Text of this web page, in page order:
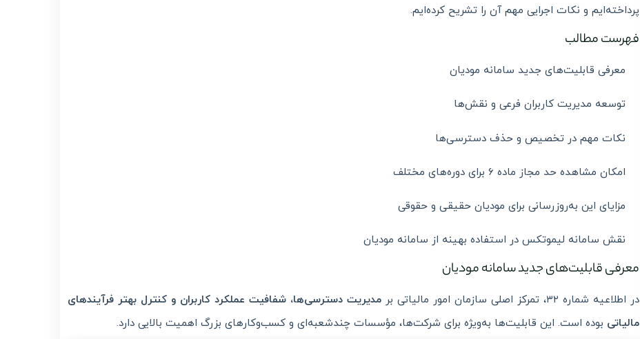
پرداخته‌ایم و نکات اجرایی مهم آن را تشریح کرده‌ایم.
فهرست مطالب
معرفی قابلیت‌های جدید سامانه مودیان
توسعه مدیریت کاربران فرعی و نقش‌ها
نکات مهم در تخصیص و حذف دسترسی‌ها
امکان مشاهده حد مجاز ماده ۶ برای دوره‌های مختلف
مزایای این به‌روزرسانی برای مودیان حقیقی و حقوقی
نقش سامانه لیموتکس در استفاده بهینه از سامانه مودیان
معرفی قابلیت‌های جدید سامانه مودیان
در اطلاعیه شماره ۳۲، تمرکز اصلی سازمان امور مالیاتی بر
مدیریت دسترسی‌ها، شفافیت عملکرد کاربران و کنترل بهتر فرآیندهای
مالیاتی بوده است. این قابلیت‌ها به‌ویژه برای شرکت‌ها، مؤسسات چندشعبه‌ای و کسب‌وکارهای بزرگ اهمیت بالایی دارد.